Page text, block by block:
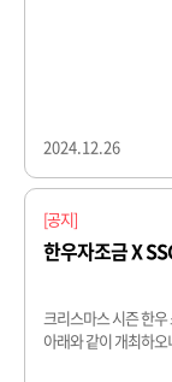
2024.12.26
[공지]
한우자조금 X
크리스마스 시즌 한
아래와 같이 개최하